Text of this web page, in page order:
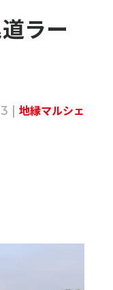
ラー
| 地縁マルシェ